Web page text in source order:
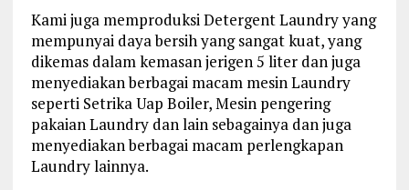
Kami juga memproduksi Detergent Laundry yang
mempunyai daya bersih yang sangat kuat, yang
dikemas dalam kemasan jerigen 5 liter dan juga
menyediakan berbagai macam mesin Laundry
seperti Setrika Uap Boiler, Mesin pengering
pakaian Laundry dan lain sebagainya dan juga
menyediakan berbagai macam perlengkapan
Laundry lainnya.